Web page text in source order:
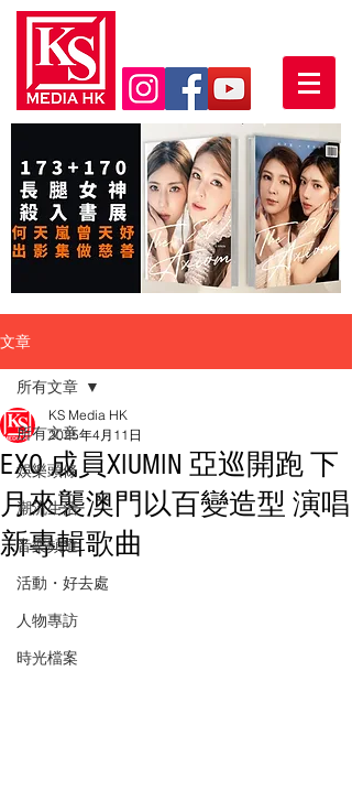
文章
所有文章
娛樂頭條
潮流生活
音樂頻道
活動・好去處
人物專訪
時光檔案
所有文章
EXO 成員XIUMIN 亞巡開跑 下
月來襲澳門以百變造型 演唱
新專輯歌曲
KS Media HK
2025年4月11日